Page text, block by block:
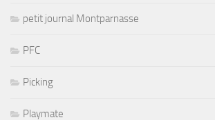
petit journal Montparnasse
PFC
Picking
Playmate